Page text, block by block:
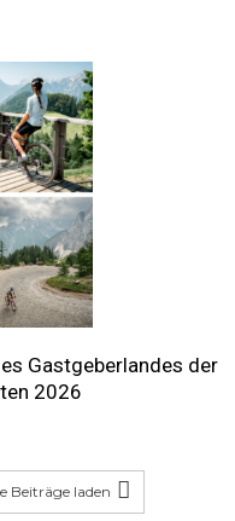
Gastgeberlandes der
2026
Beiträge laden